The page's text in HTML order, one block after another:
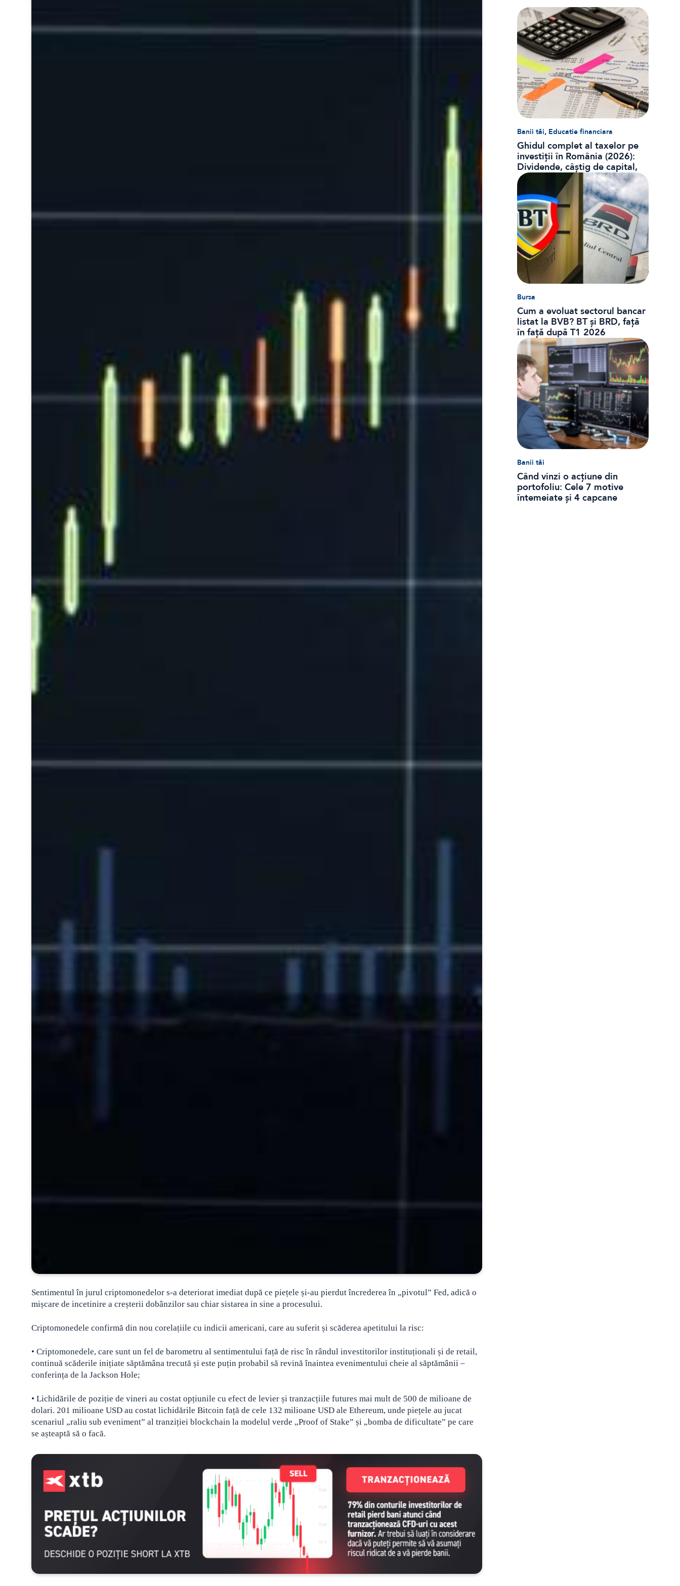
Sentimentul în jurul criptomonedelor s-a deteriorat imediat după ce piețele și-au pierdut încrederea în „pivotul” Fed, adică o
mișcare de incetinire a creșterii dobânzilor sau chiar sistarea in sine a procesului.
Criptomonedele confirmă din nou corelațiile cu indicii americani, care au suferit și scăderea apetitului la risc:
• Criptomonedele, care sunt un fel de barometru al sentimentului față de risc în rândul investitorilor instituționali și de retail,
continuă scăderile inițiate săptămâna trecută și este puțin probabil să revină înaintea evenimentului cheie al săptămânii –
conferința de la Jackson Hole;
• Lichidările de poziție de vineri au costat opțiunile cu efect de levier și tranzacțiile futures mai mult de 500 de milioane de
dolari. 201 milioane USD au costat lichidările Bitcoin față de cele 132 milioane USD ale Ethereum, unde piețele au jucat
scenariul „raliu sub eveniment” al tranziției blockchain la modelul verde „Proof of Stake” și „bomba de dificultate” pe care
se așteaptă să o facă.
Banii tăi, Educatie financiara
Ghidul complet al taxelor pe
investiții în România (2026):
Dividende, câștig de capital,
dobânzi și CASS
Bursa
Cum a evoluat sectorul bancar
listat la BVB? BT și BRD, față
în față după T1 2026
Banii tăi
Când vinzi o acțiune din
portofoliu: Cele 7 motive
întemeiate și 4 capcane